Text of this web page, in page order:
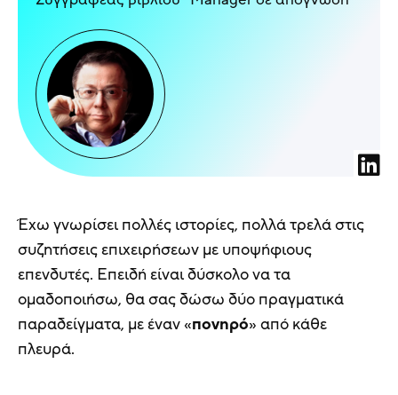
Έχω γνωρίσει πολλές ιστορίες, πολλά τρελά στις
συζητήσεις επιχειρήσεων με υποψήφιους
επενδυτές. Επειδή είναι δύσκολο να τα
ομαδοποιήσω, θα σας δώσω δύο πραγματικά
παραδείγματα, με έναν «πονηρό» από κάθε
πλευρά.